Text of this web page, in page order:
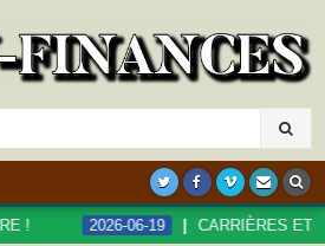
2026-06-19 CARRIÈRES ET